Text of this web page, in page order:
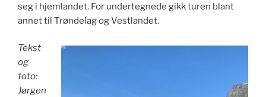
seg i hjemlandet. For undertegnede gikk turen blant
annet til Trøndelag og Vestlandet.
Tekst
og
foto:
Jørgen